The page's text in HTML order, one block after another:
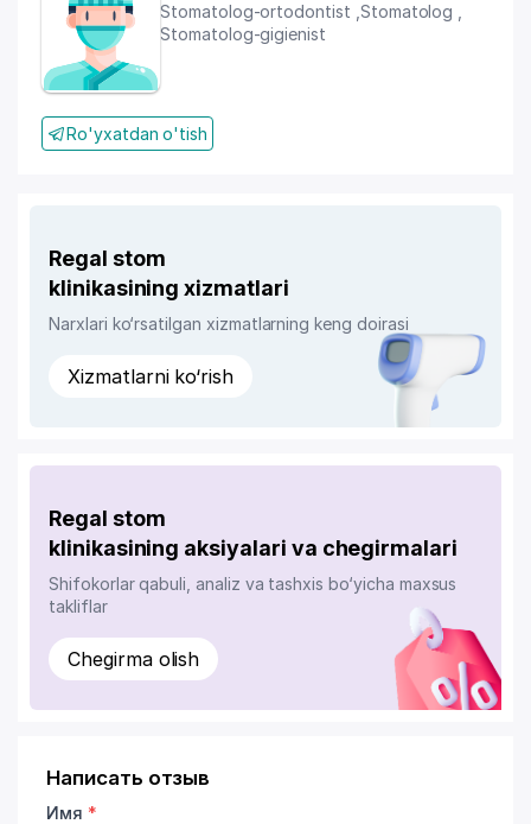
Stomatolog-ortodontist Stomatolog
Stomatolog-gigienist
Ro'yxatdan o'tish
Regal stom
klinikasining xizmatlari
Narxlari ko‘rsatilgan xizmatlarning keng doirasi
Xizmatlarni ko‘rish
Regal stom
klinikasining aksiyalari va chegirmalari
Shifokorlar qabuli, analiz va tashxis bo‘yicha maxsus
takliflar
Chegirma olish
Написать отзыв
Имя *